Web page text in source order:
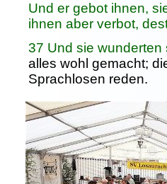
Und er gebot ihnen,
ihnen aber verbot,
37 Und sie
alles wohl gemacht;
Sprachlosen reden.